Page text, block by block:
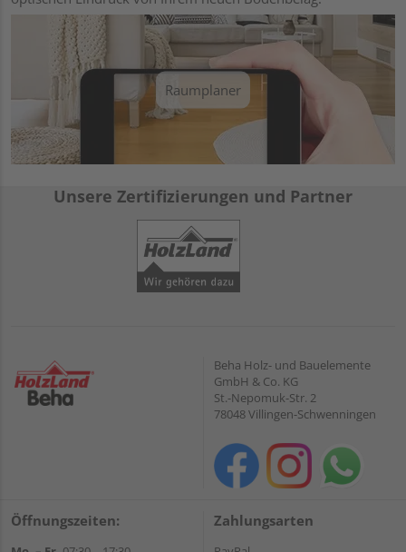
Raumplaner
Unsere Zertifizierungen und Partner
Beha Holz- und Bauelemente
GmbH & Co. KG
St.-Nepomuk-Str. 2
78048 Villingen-Schwenningen
Öffnungszeiten: Zahlungsarten